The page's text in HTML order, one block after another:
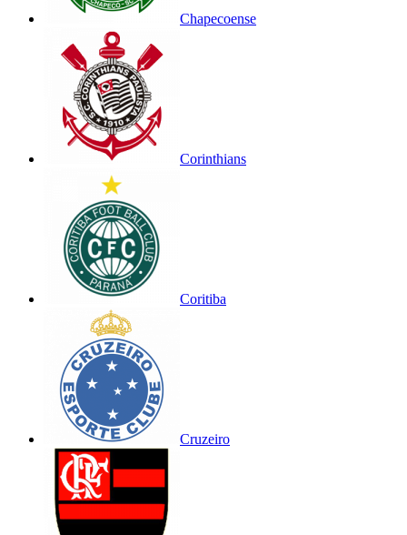
Chapecoense
Corinthians
Coritiba
Cruzeiro